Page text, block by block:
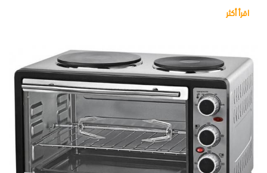
اقرأ أكثر